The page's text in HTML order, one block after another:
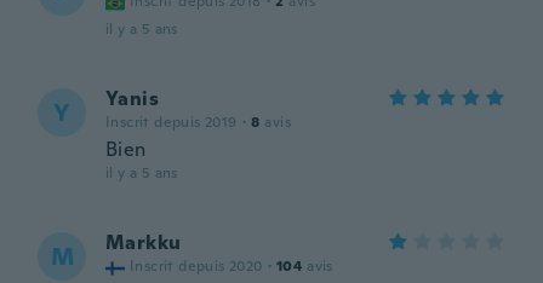
il y a 5 ans
Y Yanis
Inscrit depuis 2019 · 8 avis
Bien
il y a 5 ans
M Markku
Inscrit depuis 2020 · 104 avis